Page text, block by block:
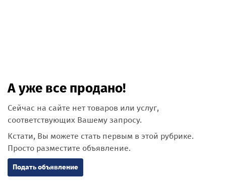
А уже все продано!
Сейчас на сайте нет товаров или услуг,
соответствующих Вашему запросу.
Кстати, Вы можете стать первым в этой рубрике.
Просто разместите объявление.
Подать объявление